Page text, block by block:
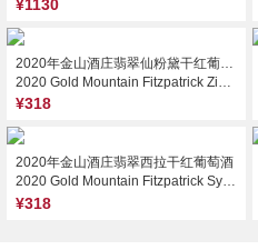
¥1130
2020年金山酒庄翡翠仙粉黛干红葡萄酒
2020 Gold Mountain Fitzpatrick Zinfandel, Fair Play, USA
¥318
2020年金山酒庄翡翠西拉干红葡萄酒
2020 Gold Mountain Fitzpatrick Syrah, Fair Play, USA
¥318